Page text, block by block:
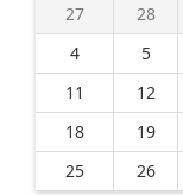
27
28
4
5
11
12
18
19
25
26